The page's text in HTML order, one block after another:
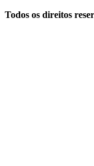
Todos os direitos